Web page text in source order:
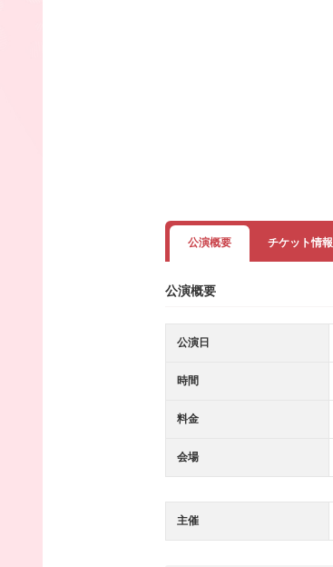
公演概要 チケット情報
公演概要
公演日
時間
料金
会場
主催